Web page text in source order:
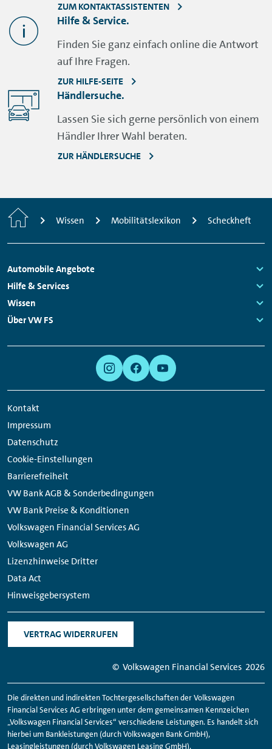
ZUM KONTAKTASSISTENTEN
Hilfe & Service.
Finden Sie ganz einfach online die Antwort
auf Ihre Fragen.
ZUR HILFE-SEITE
Händlersuche.
Lassen Sie sich gerne persönlich von einem
Händler Ihrer Wahl beraten.
ZUR HÄNDLERSUCHE
StartseiteWissen Mobilitätslexikon Scheckheft
Fußzeilen
Navigation
Automobile Angebote
Links:
Hilfe & Services
Links:
Wissen
Links:
Über VW FS
Kontakt
Impressum
Datenschutz
Cookie-Einstellungen
Barrierefreiheit
VW Bank AGB & Sonderbedingungen
VW Bank Preise & Konditionen
Volkswagen Financial Services AG
Volkswagen AG
Lizenzhinweise Dritter
Data Act
Hinweisgebersystem
VERTRAG WIDERRUFEN
Links
© Volkswagen Financial Services 2026
Die direkten und indirekten Tochtergesellschaften der Volkswagen
FinancialServices AG erbringen unter dem gemeinsamen Kennzeichen
„Volkswagen FinancialServices“ verschiedene Leistungen. Es handelt sich
hierbei um Bankleistungen (durch Volkswagen Bank GmbH),
Leasingleistungen (durch Volkswagen Leasing GmbH),